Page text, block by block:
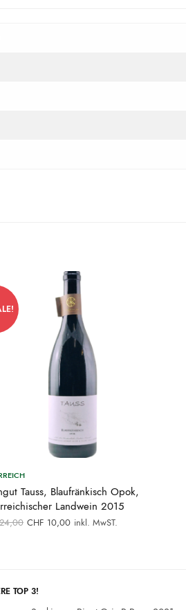
Tauss, Blaufränkisch Opok,
Landwein 2015
Ursprünglicher
Preis war:
CHF 10,00Aktueller
inkl. MwST.
TOP 3!